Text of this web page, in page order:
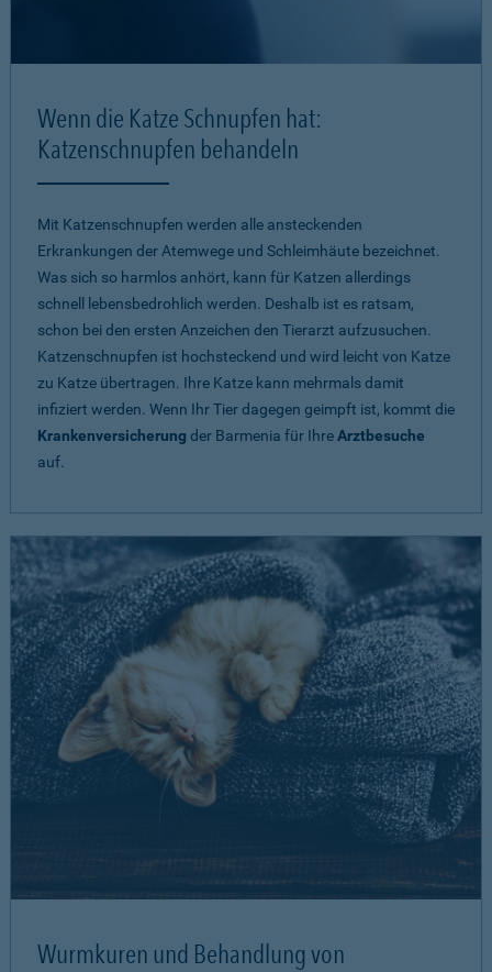
Wenn die Katze Schnupfen hat:
Katzenschnupfen behandeln
Mit Katzenschnupfen werden alle ansteckenden
Erkrankungen der Atemwege und Schleimhäute bezeichnet.
Was sich so harmlos anhört, kann für Katzen allerdings
schnell lebensbedrohlich werden. Deshalb ist es ratsam,
schon bei den ersten Anzeichen den Tierarzt aufzusuchen.
Katzenschnupfen ist hochsteckend und wird leicht von Katze
zu Katze übertragen. Ihre Katze kann mehrmals damit
infiziert werden. Wenn Ihr Tier dagegen geimpft ist, kommt die
Krankenversicherung der Barmenia für IhreArztbesuche
auf.
Wurmkuren und Behandlung von